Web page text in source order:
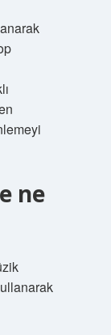
ne